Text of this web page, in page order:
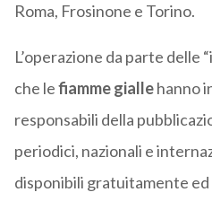
Roma, Frosinone e Torino.
L’operazione da parte delle
che lefiamme giallehanno
responsabili della
periodici, nazionali e
disponibili gratuitamente